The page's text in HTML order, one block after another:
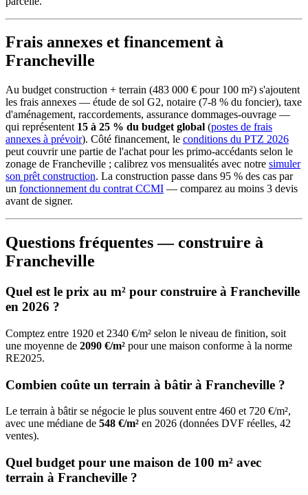
Frais annexes et financement à
Francheville
Au budget construction + terrain (483 000 € pour 100 m²) s'ajoutent
les frais annexes — étude de sol G2, notaire (7-8 % du foncier), taxe
d'aménagement, raccordements, assurance dommages-ouvrage —
qui représentent 15 à 25 % du budget global (postes de frais
annexes à prévoir). Côté financement, le conditions du PTZ 2026
peut couvrir une partie de l'achat pour les primo-accédants selon le
zonage de Francheville ; calibrez vos mensualités avec notre simuler
son prêt construction. La construction passe dans 95 % des cas par
un fonctionnement du contrat CCMI — comparez au moins 3 devis
avant de signer.
Questions fréquentes — construire à
Francheville
Quel est le prix au m² pour construire à Francheville
en 2026 ?
Comptez entre 1920 et 2340 €/m² selon le niveau de finition, soit
une moyenne de 2090 €/m² pour une maison conforme à la norme
RE2025.
Combien coûte un terrain à bâtir à Francheville ?
Le terrain à bâtir se négocie le plus souvent entre 460 et 720 €/m²,
avec une médiane de 548 €/m² en 2026 (données DVF réelles, 42
ventes).
Quel budget pour une maison de 100 m² avec
terrain à Francheville ?